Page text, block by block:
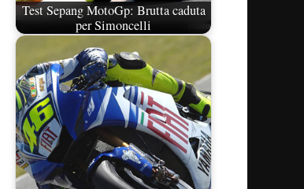
Test Sepang MotoGp: Brutta caduta
per Simoncelli